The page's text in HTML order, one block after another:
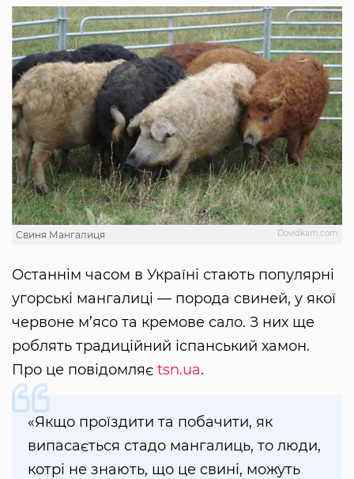
Dovidkam.com
Свиня Мангалиця
Останнім часом в Україні стають популярні
угорські мангалиці — порода свиней, у якої
червоне м’ясо та кремове сало. З них ще
роблять традиційний іспанський хамон.
Про це повідомляє tsn.ua.
«Якщо проїздити та побачити, як
випасається стадо мангалиць, то люди,
котрі не знають, що це свині, можуть